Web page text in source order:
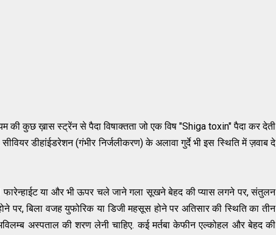
की कुछ ख़ास स्ट्रेंन से पैदा विषाक्तता जो एक विष "Shiga toxin" पैदा कर देती
डीहांईडरेशन (गंभीर निर्जलीकरण) के अलावा गुर्दे भी इस स्थिति में ज़वाब दे
फारेन्हाईट या और भी ऊपर चले जाने गला सूखने बेहद की प्यास लगने पर, संतुलन
बिला वजह युफोरिक या डिजी महसूस होने पर अतिसार की स्थिति का तीन
अस्पताल की शरण लेनी चाहिए. कई मर्तबा केफीन एल्कोहल और बेहद की